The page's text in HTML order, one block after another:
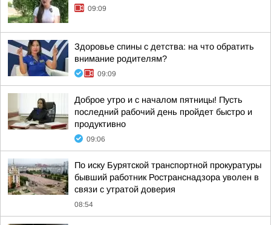
09:09
Здоровье спины с детства: на что обратить
внимание родителям?
09:09
Доброе утро и с началом пятницы! Пусть
последний рабочий день пройдет быстро и
продуктивно
09:06
По иску Бурятской транспортной прокуратуры
бывший работник Ространснадзора уволен в
связи с утратой доверия
08:54